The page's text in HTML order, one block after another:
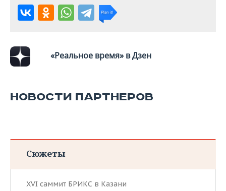
ВОДНЫЕ ВИДЫ СПОРТА
ОБРАЗОВАНИЕ
«Реальное время» в Дзен
НОВОСТИ ПАРТНЕРОВ
Сюжеты
XVI саммит БРИКС в Казани